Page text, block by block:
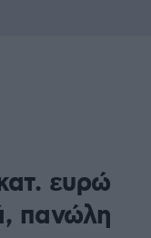
ευρώ
πανώλη